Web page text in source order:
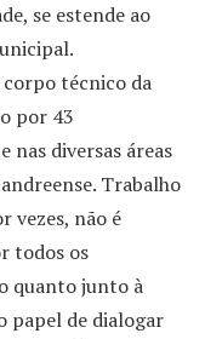
se estende ao
técnico da
por 43
nas diversas áreas
Trabalho
vezes, não é
todos os
quanto junto à
papel de dialogar